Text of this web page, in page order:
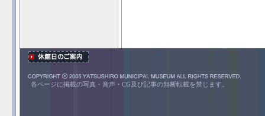
各ページに掲載の写真・音声・CG及び記事の無断転載を禁じます。